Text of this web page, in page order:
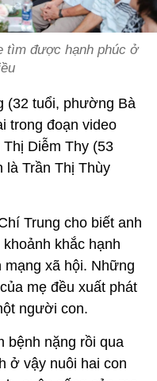
tìm được hạnh phúc ở
(32 tuổi, phường Bà
trong đoạn video
Diễm Thy (53
là Trần Thị Thùy
Trung cho biết anh
khắc hạnh
mạng xã hội. Những
mẹ đều xuất phát
người con.
bệnh nặng rồi qua
ở vậy nuôi hai con